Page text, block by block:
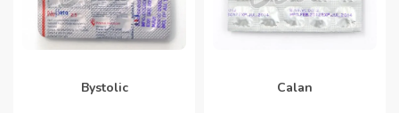
Bystolic Calan